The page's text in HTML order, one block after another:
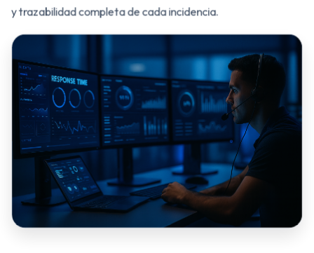
y trazabilidad completa de cada incidencia.